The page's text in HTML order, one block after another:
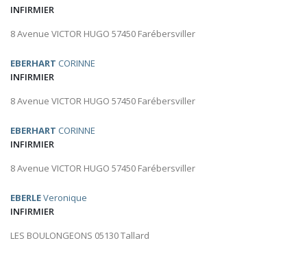
INFIRMIER
8 Avenue VICTOR HUGO 57450 Farébersviller
EBERHART CORINNE
INFIRMIER
8 Avenue VICTOR HUGO 57450 Farébersviller
EBERHART CORINNE
INFIRMIER
8 Avenue VICTOR HUGO 57450 Farébersviller
EBERLEVeronique
INFIRMIER
LES BOULONGEONS 05130 Tallard